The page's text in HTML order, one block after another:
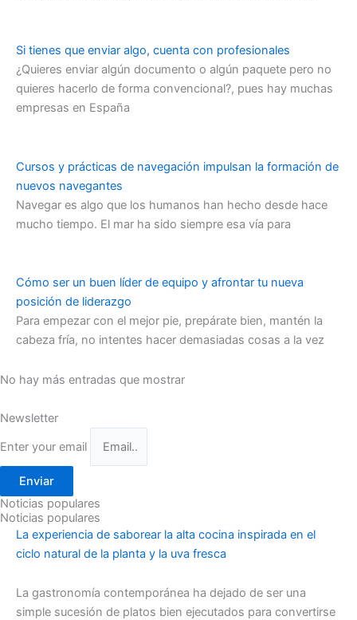
Si tienes que enviar algo, cuenta con profesionales
¿Quieres enviar algún documento o algún paquete pero no
quieres hacerlo de forma convencional?, pues hay muchas
empresas en España
Cursos y prácticas de navegación impulsan la formación de
nuevos navegantes
Navegar es algo que los humanos han hecho desde hace
mucho tiempo. El mar ha sido siempre esa vía para
Cómo ser un buen líder de equipo y afrontar tu nueva
posición de liderazgo
Para empezar con el mejor pie, prepárate bien, mantén la
cabeza fría, no intentes hacer demasiadas cosas a la vez
No hay más entradas que mostrar
Newsletter
Enter your email
Enviar
Noticias populares
Noticias populares
La experiencia de saborear la alta cocina inspirada en el
ciclo natural de la planta y la uva fresca
La gastronomía contemporánea ha dejado de ser una
simple sucesión de platos bien ejecutados para convertirse